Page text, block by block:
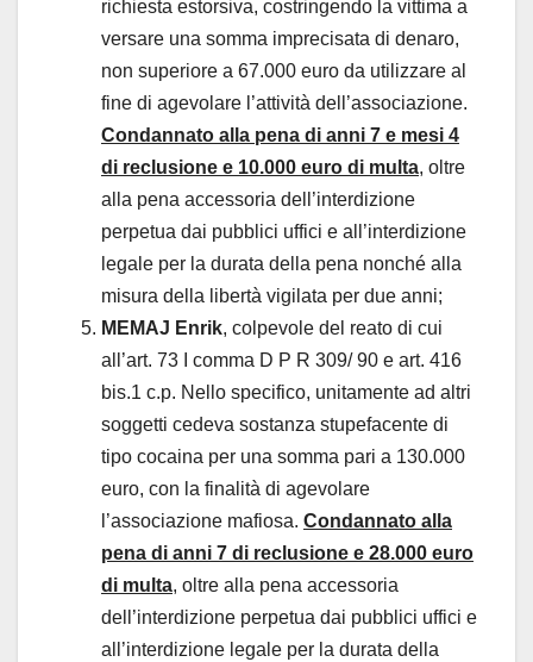
richiesta estorsiva, costringendo la vittima a
versare una somma imprecisata di denaro,
non superiore a 67.000 euro da utilizzare al
fine di agevolare l’attività dell’associazione.
Condannato alla pena di anni 7 e mesi 4
di reclusione e 10.000 euro di multa, oltre
alla pena accessoria dell’interdizione
perpetua dai pubblici uffici e all’interdizione
legale per la durata della pena nonché alla
misura della libertà vigilata per due anni;
MEMAJ Enrik, colpevole del reato di cui
all’art. 73 I comma D P R 309/ 90 e art. 416
bis.1 c.p. Nello specifico, unitamente ad altri
soggetti cedeva sostanza stupefacente di
tipo cocaina per una somma pari a 130.000
euro, con la finalità di agevolare
l’associazione mafiosa. Condannato alla
pena di anni 7 di reclusione e 28.000 euro
di multa, oltre alla pena accessoria
dell’interdizione perpetua dai pubblici uffici e
all’interdizione legale per la durata della